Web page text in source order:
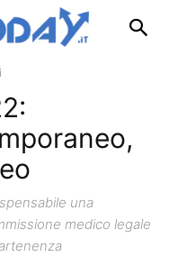
una
medico legale